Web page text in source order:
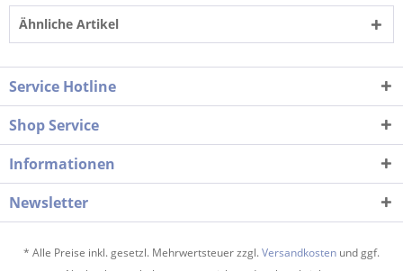
Ähnliche Artikel
Service Hotline
Shop Service
Informationen
Newsletter
* Alle Preise inkl. gesetzl. Mehrwertsteuer zzgl.Versandkosten und ggf.